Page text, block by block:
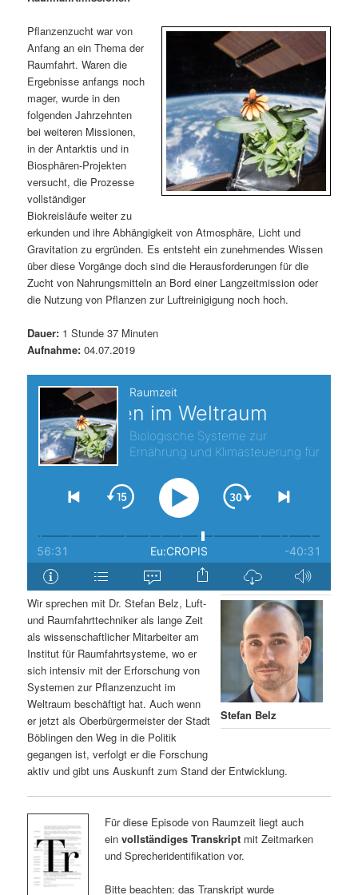
ä
r
e
n
I
n
h
a
t
s
r
g
e
n
n
d
ä
r
e
n
I
n
a
l
s
i
n
g
e
n
n
v
i
g
a
t
i
o
n
Pflanzenzucht war von
Anfang an ein Thema der
Raumfahrt. Waren die
Ergebnisse anfangs noch
mager, wurde in den
folgenden Jahrzehnten
bei weiteren Missionen,
in der Antarktis und in
Biosphären-Projekten
versucht, die Prozesse
vollständiger
Biokreisläufe weiter zu
erkunden und ihre Abhängigkeit von Atmosphäre, Licht und
Gravitation zu ergründen. Es entsteht ein zunehmendes Wissen
über diese Vorgänge doch sind die Herausforderungen für die
Zucht von Nahrungsmitteln an Bord einer Langzeitmission oder
die Nutzung von Pflanzen zur Luftreinigigung noch hoch.
Dauer: 1 Stunde 37 Minuten
Aufnahme: 04.07.2019
Stefan Belz
Wir sprechen mit Dr. Stefan Belz, Luft-
und Raumfahrttechniker als lange Zeit
als wissenschaftlicher Mitarbeiter am
Institut für Raumfahrtsysteme, wo er
sich intensiv mit der Erforschung von
Systemen zur Pflanzenzucht im
Weltraum beschäftigt hat. Auch wenn
er jetzt als Oberbürgermeister der Stadt
Böblingen den Weg in die Politik
gegangen ist, verfolgt er die Forschung
aktiv und gibt uns Auskunft zum Stand der Entwicklung.
Für diese Episode von Raumzeit liegt auch
ein vollständiges Transkriptmit Zeitmarken
und Sprecheridentifikation vor.
Bitte beachten: das Transkript wurde